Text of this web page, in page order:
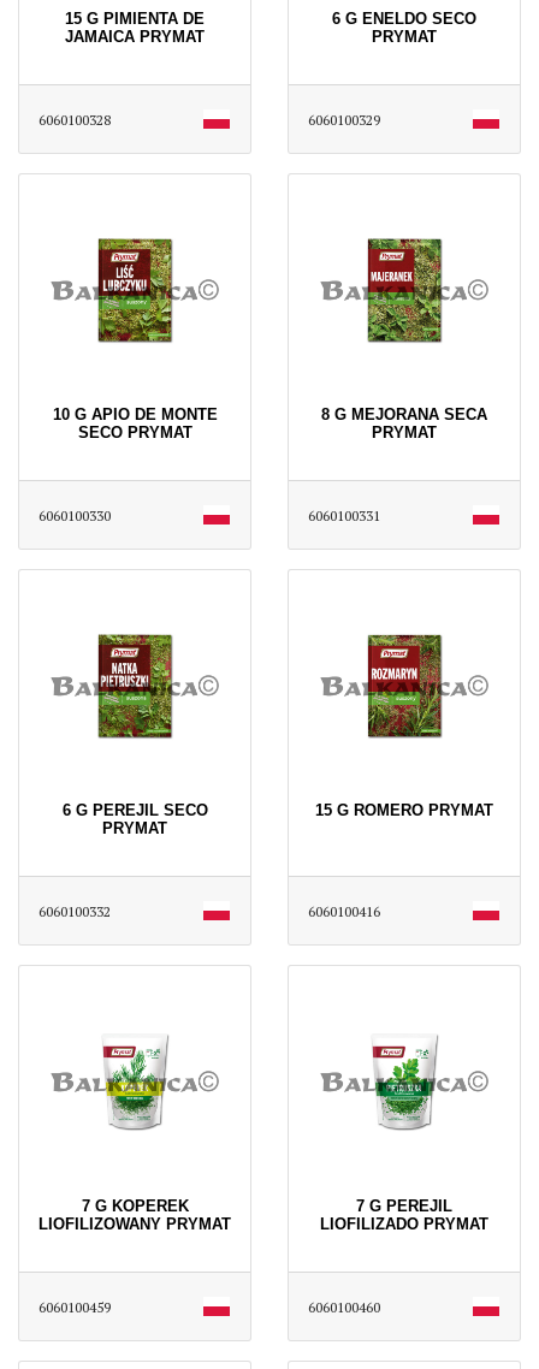
15 G PIMIENTA DE
JAMAICA PRYMAT
6060100328
6 G ENELDO SECO
PRYMAT
6060100329
10 G APIO DE MONTE
SECO PRYMAT
6060100330
8 G MEJORANA SECA
PRYMAT
6060100331
6 G PEREJIL SECO
PRYMAT
6060100332
15 G ROMERO PRYMAT
6060100416
7 G KOPEREK
LIOFILIZOWANY PRYMAT
6060100459
7 G PEREJIL
LIOFILIZADO PRYMAT
6060100460